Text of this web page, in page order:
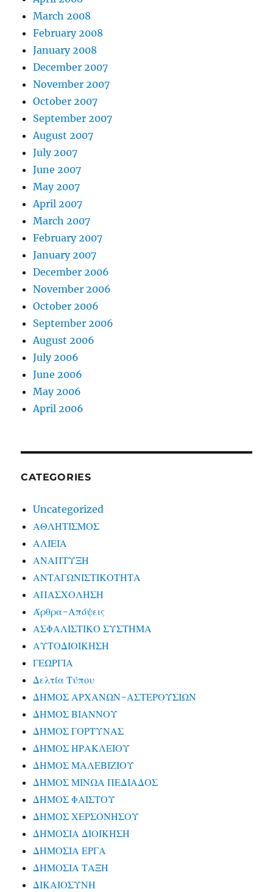
March 2008
February 2008
January 2008
December 2007
November 2007
October 2007
September 2007
August 2007
July 2007
June 2007
May 2007
April 2007
March 2007
February 2007
January 2007
December 2006
November 2006
October 2006
September 2006
August 2006
July 2006
June 2006
May 2006
April 2006
CATEGORIES
Uncategorized
ΑΘΛΗΤΙΣΜΟΣ
ΑΛΙΕΙΑ
ΑΝΑΠΤΥΞΗ
ΑΝΤΑΓΩΝΙΣΤΙΚΟΤΗΤΑ
ΑΠΑΣΧΟΛΗΣΗ
Άρθρα-Απόψεις
ΑΣΦΑΛΙΣΤΙΚΟ ΣΥΣΤΗΜΑ
ΑΥΤΟΔΙΟΙΚΗΣΗ
ΓΕΩΡΓΙΑ
Δελτία Τύπου
ΔΗΜΟΣ ΑΡΧΑΝΩΝ-ΑΣΤΕΡΟΥΣΙΩΝ
ΔΗΜΟΣ ΒΙΑΝΝΟΥ
ΔΗΜΟΣ ΓΟΡΤΥΝΑΣ
ΔΗΜΟΣ ΗΡΑΚΛΕΙΟΥ
ΔΗΜΟΣ ΜΑΛΕΒΙΖΙΟΥ
ΔΗΜΟΣ ΜΙΝΩΑ ΠΕΔΙΑΔΟΣ
ΔΗΜΟΣ ΦΑΙΣΤΟΥ
ΔΗΜΟΣ ΧΕΡΣΟΝΗΣΟΥ
ΔΗΜΟΣΙΑ ΔΙΟΙΚΗΣΗ
ΔΗΜΟΣΙΑ ΕΡΓΑ
ΔΗΜΟΣΙΑ ΤΑΞΗ
ΔΙΚΑΙΟΣΥΝΗ